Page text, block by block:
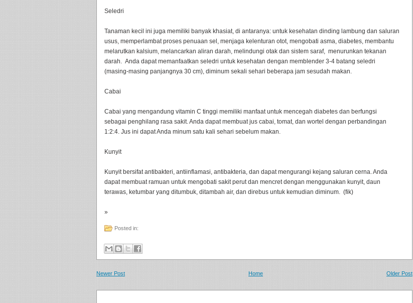
Seledri
Tanaman kecil ini juga memiliki banyak khasiat, di antaranya: untuk kesehatan dinding lambung dan saluran
usus, memperlambat proses penuaan sel, menjaga kelenturan otot, mengobati asma, diabetes, membantu
melarutkan kalsium, melancarkan aliran darah, melindungi otak dan sistem saraf, menurunkan tekanan
darah. Anda dapat memanfaatkan seledri untuk kesehatan dengan memblender 3-4 batang seledri
(masing-masing panjangnya 30 cm), diminum sekali sehari beberapa jam sesudah makan.
Cabai
Cabai yang mengandung vitamin C tinggi memiliki manfaat untuk mencegah diabetes dan berfungsi
sebagai penghilang rasa sakit. Anda dapat membuat jus cabai, tomat, dan wortel dengan perbandingan
1:2:4. Jus ini dapat Anda minum satu kali sehari sebelum makan.
Kunyit
Kunyit bersifat antibakteri, antiinflamasi, antibakteria, dan dapat mengurangi kejang saluran cerna. Anda
dapat membuat ramuan untuk mengobati sakit perut dan mencret dengan menggunakan kunyit, daun
terawas, ketumbar yang ditumbuk, ditambah air, dan direbus untuk kemudian diminum. (fik)
»
Posted in:
Newer Post Older Post
Home